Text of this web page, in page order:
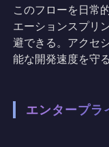
このフローを日常
エーションスプリ
避できる。アクセ
能な開発速度を守
エンタープラ